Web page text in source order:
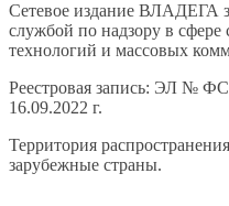
Сетевое издание ВЛАДЕГА
службой по надзору в
технологий и массовых
Реестровая запись: ЭЛ №
16.09.2022 г.
Территория
зарубежные страны.